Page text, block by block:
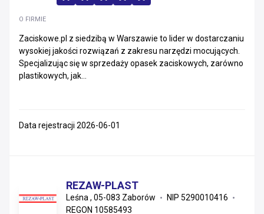
O FIRMIE
Zaciskowe.pl z siedzibą w Warszawie to lider w dostarczaniu
wysokiej jakości rozwiązań z zakresu narzędzi mocujących.
Specjalizując się w sprzedaży opasek zaciskowych, zarówno
plastikowych, jak...
Data rejestracji 2026-06-01
REZAW-PLAST
Leśna , 05-083 Zaborów
NIP 5290010416
REGON 10585493